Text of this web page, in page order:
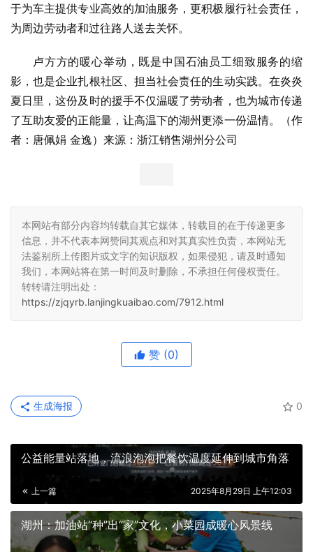
于为车主提供专业高效的加油服务，更积极履行社会责任，
为周边劳动者和过往路人送去关怀。
卢方方的暖心举动，既是中国石油员工细致服务的缩
影，也是企业扎根社区、担当社会责任的生动实践。在炎炎
夏日里，这份及时的援手不仅温暖了劳动者，也为城市传递
了互助友爱的正能量，让高温下的湖州更添一份温情。（作
者：唐佩娟 金逸）来源：浙江销售湖州分公司
本网站有部分内容均转载自其它媒体，转载目的在于传递更多
信息，并不代表本网赞同其观点和对其真实性负责，本网站无
法鉴别所上传图片或文字的知识版权，如果侵犯，请及时通知
我们，本网站将在第一时间及时删除，不承担任何侵权责任。
转转请注明出处：
https://zjqyrb.lanjingkuaibao.com/7912.html
赞 (0)
0
生成海报
公益能量站落地，流浪泡泡把餐饮温度延伸到城市角落
上一篇 2025年8月29日 上午12:03
湖州：加油站“种”出“家”文化，小菜园成暖心风景线